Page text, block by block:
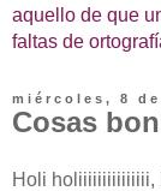
aquello de que
faltas de
miércoles, 8
Cosas
Holi holiiiiiiiiiiiiiii,